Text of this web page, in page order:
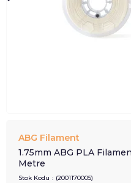
ABG Filament
1.75mm ABG PLA
Metre
Stok Kodu
(2001170005)